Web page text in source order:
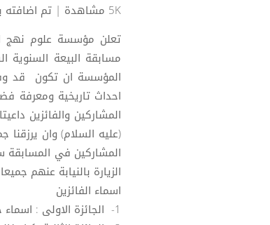
5K مشاهدة
| تم اضافته بتاريخ
تعلن مؤسسة علوم نهج
مسابقة البيعة السنوية
المؤسسة ان تكون قد
احداث تاريخية ومعرفة
المشاركين والفائزين
(عليه السلام) وان
المشاركين في
الزيارة بالنيابة عنهم
اسماء الفائزين
1- الجائزة الاولى : اسماء حديد دانه / بابل